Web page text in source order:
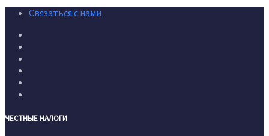
Связаться с нами
ЧЕСТНЫЕ НАЛОГИ